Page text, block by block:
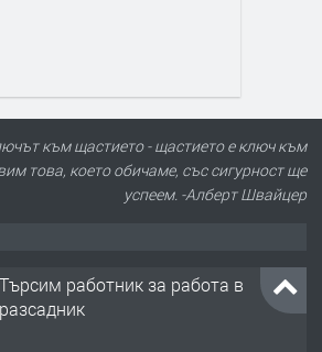
към щастието - щастието е ключ към
това, което обичаме, със сигурност ще
успеем. -Алберт Швайцер
Търсим работник за работа в
разсадник